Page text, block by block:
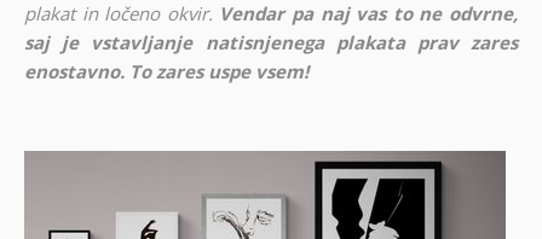
plakat in ločeno okvir. Vendar pa naj vas to ne odvrne,
saj je vstavljanje natisnjenega plakata prav zares
enostavno. To zares uspe vsem!